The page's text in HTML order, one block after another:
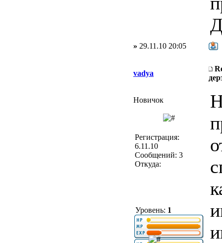
» 29.11.10 20:05
vadya
Новичок
Регистрация:
6.11.10
Сообщений: 3
Откуда:
Уровень: 1